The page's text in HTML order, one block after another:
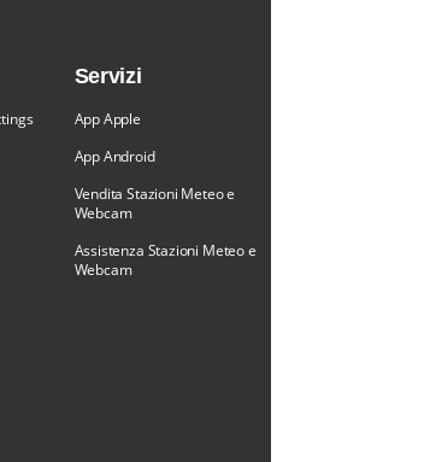
Servizi
App Apple
App Android
Vendita Stazioni Meteo e
Webcam
Assistenza Stazioni Meteo e
Webcam